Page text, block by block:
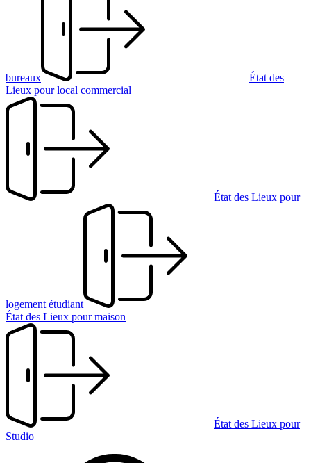
bureaux
État des
Lieux pour local commercial
État des Lieux pour
logement étudiant
État des Lieux pour maison
État des Lieux pour
Studio